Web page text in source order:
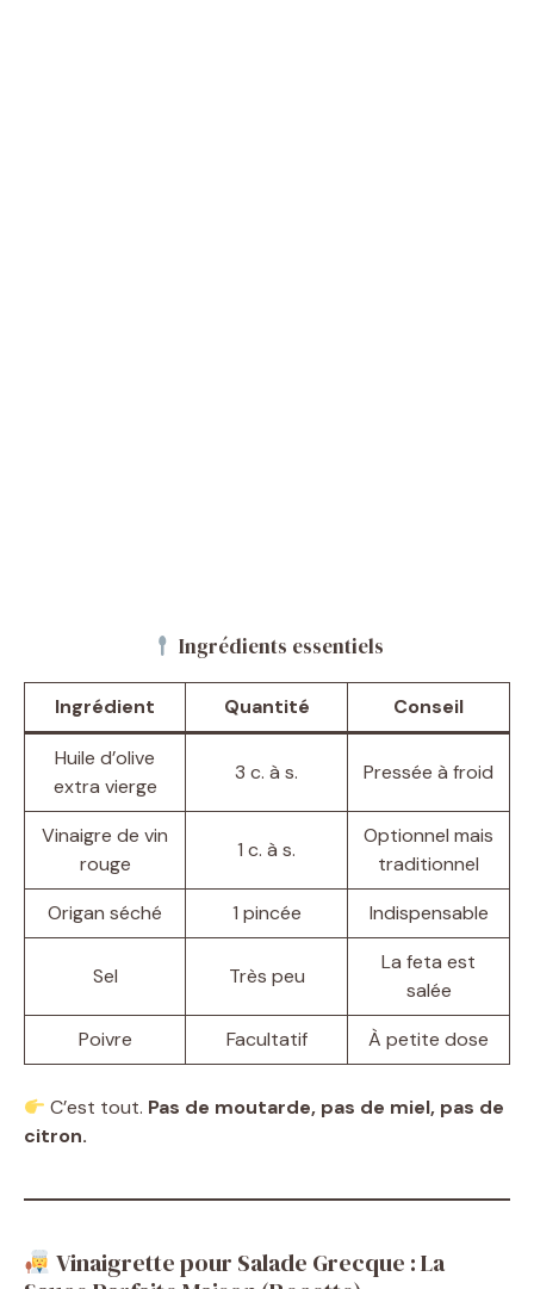
Ingrédients essentiels
Ingrédient Quantité Conseil
Huile d’olive
extra vierge
3 c. à s. Pressée à froid
Vinaigre de vin
rouge
1 c. à s.
Optionnel mais
traditionnel
Origan séché
1 pincée Indispensable
Sel Très peu
La feta est
salée
Poivre
Facultatif À petite dose
C’est tout. Pas de moutarde, pas de miel, pas de
citron.
Vinaigrette pour Salade Grecque : La